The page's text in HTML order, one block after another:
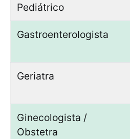
Pediátrico
Gastroenterologista
Geriatra
Ginecologista /
Obstetra